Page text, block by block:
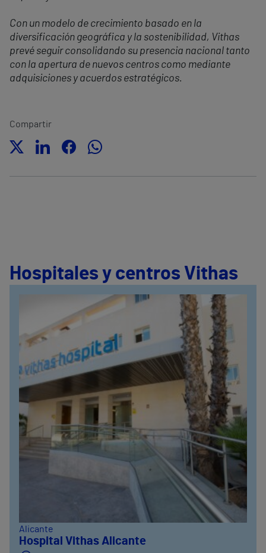
Con un modelo de crecimiento basado en la
diversificación geográfica y la sostenibilidad, Vithas
prevé seguir consolidando su presencia nacional tanto
con la apertura de nuevos centros como mediante
adquisiciones y acuerdos estratégicos.
Compartir
Hospitales y centros Vithas
Alicante
Hospital Vithas Alicante